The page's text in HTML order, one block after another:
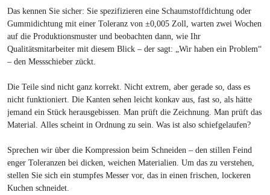
Das kennen Sie sicher: Sie spezifizieren eine Schaumstoffdichtung oder
Gummidichtung mit einer Toleranz von ±0,005 Zoll, warten zwei Wochen
auf die Produktionsmuster und beobachten dann, wie Ihr
Qualitätsmitarbeiter mit diesem Blick – der sagt: „Wir haben ein Problem“
– den Messschieber zückt.
Die Teile sind nicht ganz korrekt. Nicht extrem, aber gerade so, dass es
nicht funktioniert. Die Kanten sehen leicht konkav aus, fast so, als hätte
jemand ein Stück herausgebissen. Man prüft die Zeichnung. Man prüft das
Material. Alles scheint in Ordnung zu sein. Was ist also schiefgelaufen?
Sprechen wir über die Kompression beim Schneiden – den stillen Feind
enger Toleranzen bei dicken, weichen Materialien. Um das zu verstehen,
stellen Sie sich ein stumpfes Messer vor, das in einen frischen, lockeren
Kuchen schneidet.